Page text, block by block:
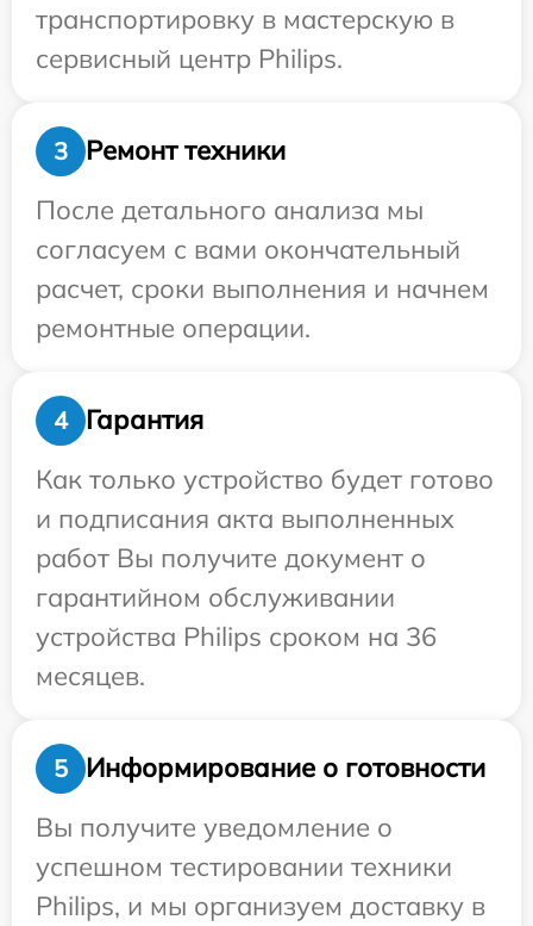
транспортировку в мастерскую в
сервисный центр Philips.
3
Ремонт техники
После детального анализа мы
согласуем с вами окончательный
расчет, сроки выполнения и начнем
ремонтные операции.
4
Гарантия
Как только устройство будет готово
и подписания акта выполненных
работ Вы получите документ о
гарантийном обслуживании
устройства Philips сроком на 36
месяцев.
5
Информирование о готовности
Вы получите уведомление о
успешном тестировании техники
Philips, и мы организуем доставку в